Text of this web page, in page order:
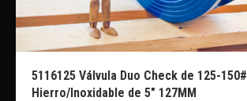
5116125 Válvula Duo Check de 125-150#
Hierro/Inoxidable de 5″ 127MM